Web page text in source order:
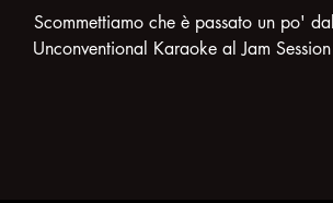
Scommettiamo che è passato un po'
Unconventional Karaoke al Jam